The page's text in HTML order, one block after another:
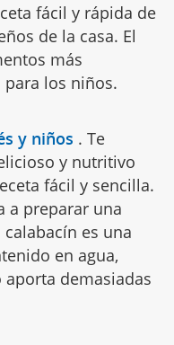
fácil y rápida de
de la casa. El
más
los niños.
y niños . Te
y nutritivo
fácil y sencilla.
a preparar una
es una
en agua,
demasiadas